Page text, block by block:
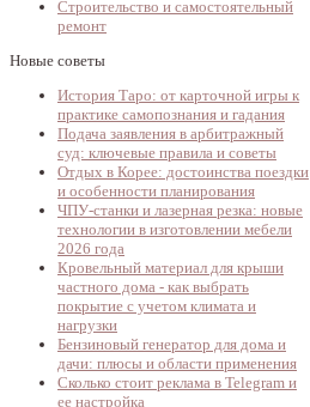
Строительство и самостоятельный
ремонт
Новые советы
История Таро: от карточной игры к
практике самопознания и гадания
Подача заявления в арбитражный
суд: ключевые правила и советы
Отдых в Корее: достоинства поездки
и особенности планирования
ЧПУ-станки и лазерная резка: новые
технологии в изготовлении мебели
2026 года
Кровельный материал для крыши
частного дома - как выбрать
покрытие с учетом климата и
нагрузки
Бензиновый генератор для дома и
дачи: плюсы и области применения
Сколько стоит реклама в Telegram и
ее настройка